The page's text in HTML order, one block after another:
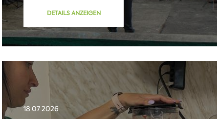
DETAILS ANZEIGEN
18 07 2026